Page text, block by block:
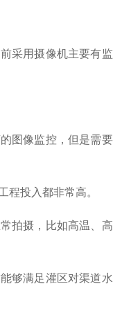
采用摄像机主要有监
图像监控，但是需要
程投入都非常高。
拍摄，比如高温、高
够满足灌区对渠道水